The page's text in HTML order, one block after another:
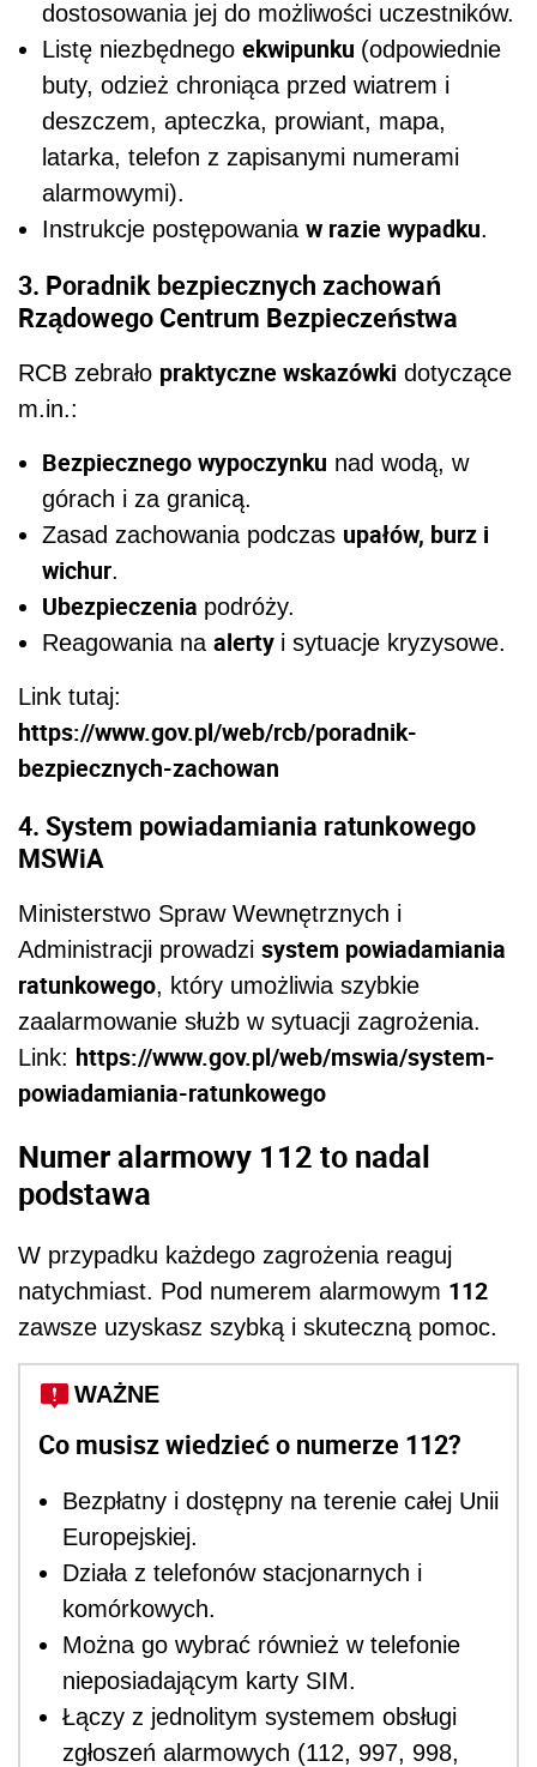
dostosowania jej do możliwości uczestników.
Listę niezbędnego ekwipunku (odpowiednie
buty, odzież chroniąca przed wiatrem i
deszczem, apteczka, prowiant, mapa,
latarka, telefon z zapisanymi numerami
alarmowymi).
Instrukcje postępowania w razie wypadku.
3. Poradnik bezpiecznych zachowań
Rządowego Centrum Bezpieczeństwa
RCB zebrało praktyczne wskazówki dotyczące
m.in.:
Bezpiecznego wypoczynku nad wodą, w
górach i za granicą.
Zasad zachowania podczas upałów, burz i
wichur.
Ubezpieczenia podróży.
Reagowania na alerty i sytuacje kryzysowe.
Link tutaj:
https://www.gov.pl/web/rcb/poradnik-
bezpiecznych-zachowan
4. System powiadamiania ratunkowego
MSWiA
Ministerstwo Spraw Wewnętrznych i
Administracji prowadzi system powiadamiania
ratunkowego, który umożliwia szybkie
zaalarmowanie służb w sytuacji zagrożenia.
Link: https://www.gov.pl/web/mswia/system-
powiadamiania-ratunkowego
Numer alarmowy 112 to nadal
podstawa
W przypadku każdego zagrożenia reaguj
natychmiast. Pod numerem alarmowym 112
zawsze uzyskasz szybką i skuteczną pomoc.
WAŻNE
Co musisz wiedzieć o numerze 112?
Bezpłatny i dostępny na terenie całej Unii
Europejskiej.
Działa z telefonów stacjonarnych i
komórkowych.
Można go wybrać również w telefonie
nieposiadającym karty SIM.
Łączy z jednolitym systemem obsługi
zgłoszeń alarmowych (112, 997, 998,